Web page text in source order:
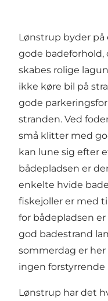
Lønstrup byder på
gode badeforhold,
skabes rolige
ikke køre bil på
gode
stranden. Ved
små klitter med
kan lune sig efter
bådepladsen er
enkelte hvide
fiskejoller er med
for bådepladsen
god badestrand
sommerdag er
ingen forstyrrende
Lønstrup har det